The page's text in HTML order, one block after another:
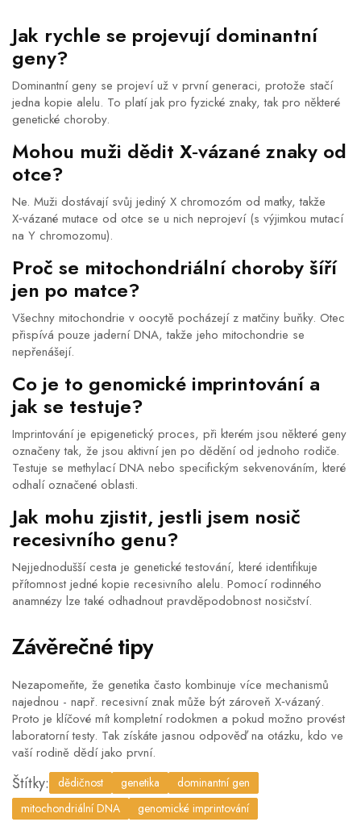
Jak rychle se projevují dominantní
geny?
Dominantní geny se projeví už v první generaci, protože stačí
jedna kopie alelu. To platí jak pro fyzické znaky, tak pro některé
genetické choroby.
Mohou muži dědit X‑vázané znaky od
otce?
Ne. Muži dostávají svůj jediný X chromozóm od matky, takže
X‑vázané mutace od otce se u nich neprojeví (s výjimkou mutací
na Y chromozomu).
Proč se mitochondriální choroby šíří
jen po matce?
Všechny mitochondrie v oocytě pocházejí z matčiny buňky. Otec
přispívá pouze jaderní DNA, takže jeho mitochondrie se
nepřenášejí.
Co je to genomické imprintování a
jak se testuje?
Imprintování je epigenetický proces, při kterém jsou některé geny
označeny tak, že jsou aktivní jen po dědění od jednoho rodiče.
Testuje se methylací DNA nebo specifickým sekvenováním, které
odhalí označené oblasti.
Jak mohu zjistit, jestli jsem nosič
recesivního genu?
Nejjednodušší cesta je genetické testování, které identifikuje
přítomnost jedné kopie recesivního alelu. Pomocí rodinného
anamnézy lze také odhadnout pravděpodobnost nosičství.
Závěrečné tipy
Nezapomeňte, že genetika často kombinuje více mechanismů
najednou - např. recesivní znak může být zároveň X‑vázaný.
Proto je klíčové mít kompletní rodokmen a pokud možno provést
laboratorní testy. Tak získáte jasnou odpověď na otázku, kdo ve
vaší rodině dědí jako první.
Štítky: dědičnost genetika
dominantní gen
mitochondriální DNA
genomické imprintování